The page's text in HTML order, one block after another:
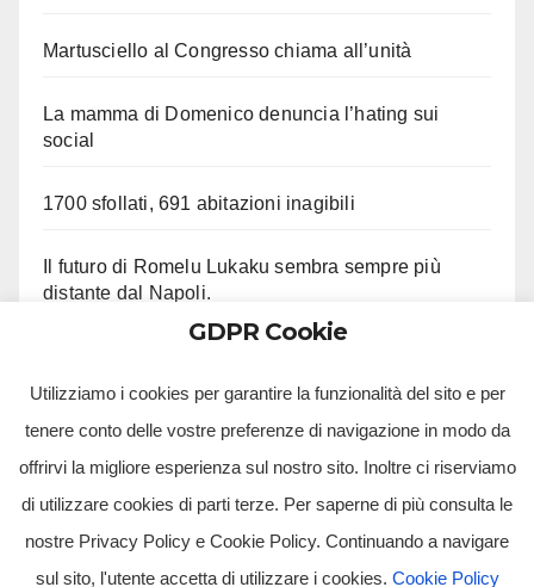
Martusciello al Congresso chiama all’unità
La mamma di Domenico denuncia l’hating sui
social
1700 sfollati, 691 abitazioni inagibili
Il futuro di Romelu Lukaku sembra sempre più
distante dal Napoli.
GDPR Cookie
Utilizziamo i cookies per garantire la funzionalità del sito e per
tenere conto delle vostre preferenze di navigazione in modo da
offrirvi la migliore esperienza sul nostro sito. Inoltre ci riserviamo
di utilizzare cookies di parti terze. Per saperne di più consulta le
nostre Privacy Policy e Cookie Policy. Continuando a navigare
sul sito, l'utente accetta di utilizzare i cookies. Cookie Policy